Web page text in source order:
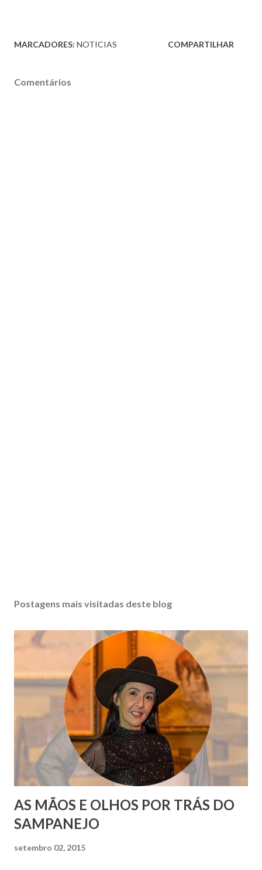
MARCADORES: NOTICIAS COMPARTILHAR
Comentários
Postagens mais visitadas deste blog
AS MÃOS E OLHOS POR TRÁS DO
SAMPANEJO
setembro 02, 2015